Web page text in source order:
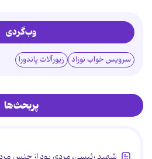
وب‌گردی
سرویس خواب نوزاد زیورآلات پاندورا
پربحث‌ها
شهید رئیسی، مردی بود از جنس